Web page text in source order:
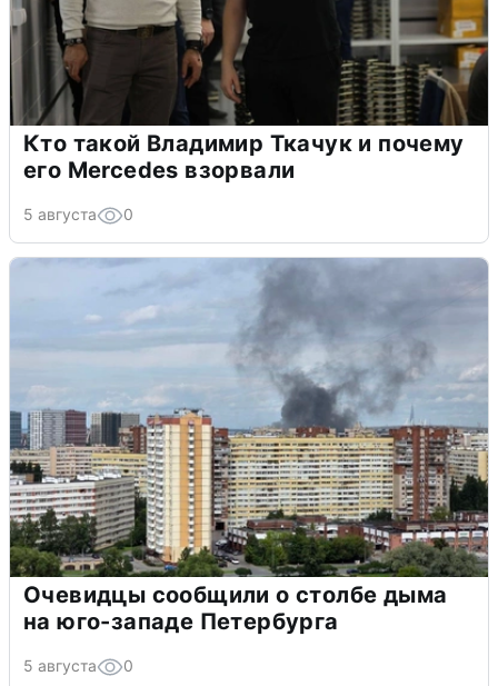
Кто такой Владимир Ткачук и почему
его Mercedes взорвали
5 августа 0
Очевидцы сообщили о столбе дыма
на юго-западе Петербурга
5 августа 0